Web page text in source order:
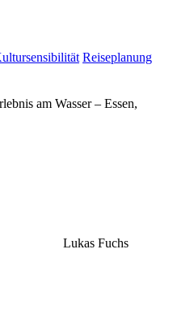
Reiseplanung
am Wasser – Essen,
Lukas Fuchs